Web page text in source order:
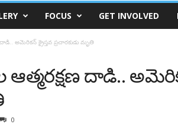
FOCUS GET INVOLVED
అమెరికన్ క్రైస్తవ ప్రచారకుడు మృతి
దాడి..
0